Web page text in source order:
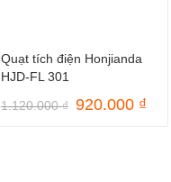
Quạt tích điện Honjianda
HJD-FL 301
1.120.000₫ Giá
920.000 ₫Giá